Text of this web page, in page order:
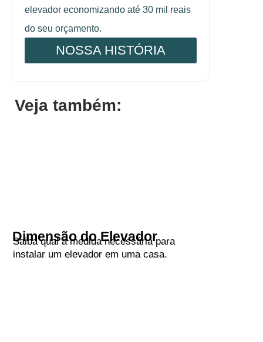
elevador economizando até 30 mil reais
do seu orçamento.
NOSSA HISTÓRIA
Veja também:
Dimensão do Elevador
Saiba qual a medida necessária para
instalar um elevador em uma casa.